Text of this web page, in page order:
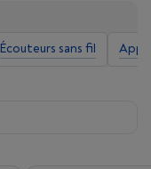
Écouteurs sans fil